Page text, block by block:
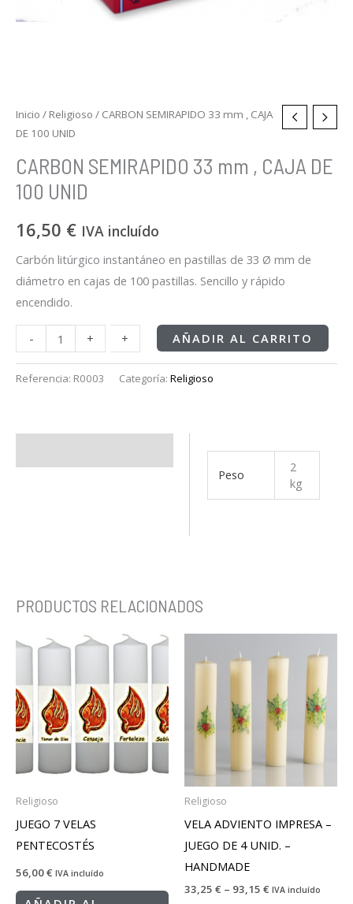
Inicio / Religioso / CARBON SEMIRAPIDO 33 mm , CAJA
DE 100 UNID
CARBON SEMIRAPIDO 33 mm , CAJA DE
100 UNID
16,50 € IVA incluído
Carbón litúrgico instantáneo en pastillas de 33 Ø mm de
diámetro en cajas de 100 pastillas. Sencillo y rápido
encendido.
-- + + AÑADIR AL CARRITO
Referencia: R0003 Categoría: Religioso
Peso
2
kg
PRODUCTOS RELACIONADOS
Religioso
JUEGO 7 VELAS
PENTECOSTÉS
56,00€ IVA incluído
Religioso
VELA ADVIENTO IMPRESA –
JUEGO DE 4 UNID. –
HANDMADE
33,25 € – 93,15 € IVA incluído